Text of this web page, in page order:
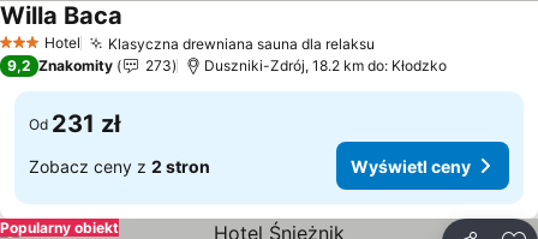
3 Kategoria
Hotel Klasyczna drewniana sauna dla relaksu
Willa Baca
9,2 Znakomity 273 Duszniki-Zdrój, 18.2 km do: Kłodzko
Od 231 zł
Zobacz ceny z 2 stron Wyświetl ceny
Popularny obiekt